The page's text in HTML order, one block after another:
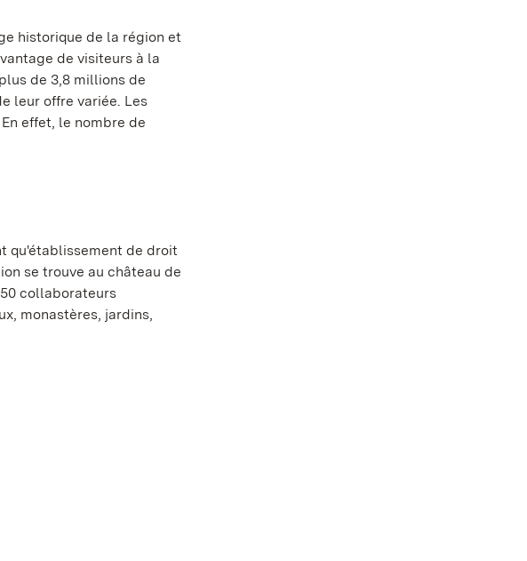
historique de la région et
de visiteurs à la
de 3,8 millions de
leur offre variée. Les
effet, le nombre de
qu'établissement de droit
se trouve au château de
collaborateurs
monastères, jardins,